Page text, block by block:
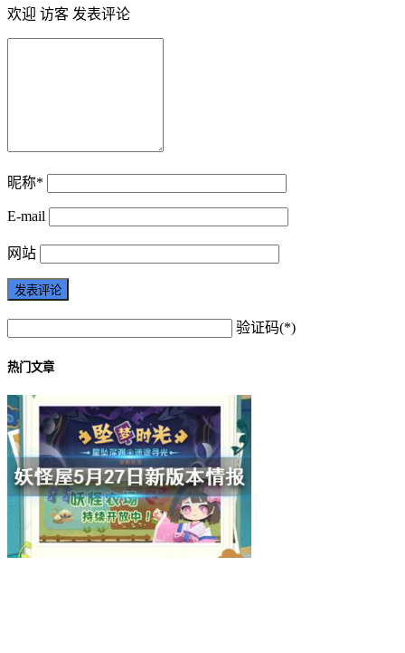
欢迎 访客 发表评论
昵称*
E-mail
网站
验证码(*)
热门文章